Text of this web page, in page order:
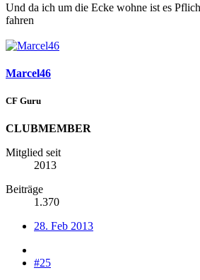
Und da ich um die Ecke wohne ist es
fahren
Marcel46
CF Guru
CLUBMEMBER
Mitglied seit
2013
Beiträge
1.370
28. Feb 2013
#25